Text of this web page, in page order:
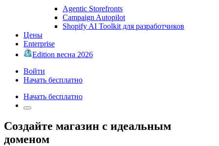
Agentic Storefronts
Campaign Autopilot
Shopify AI Toolkit для разработчиков
Цены
Enterprise
Edition весна 2026
Войти
Начать бесплатно
Начать бесплатно
Создайте магазин с идеальным
доменом